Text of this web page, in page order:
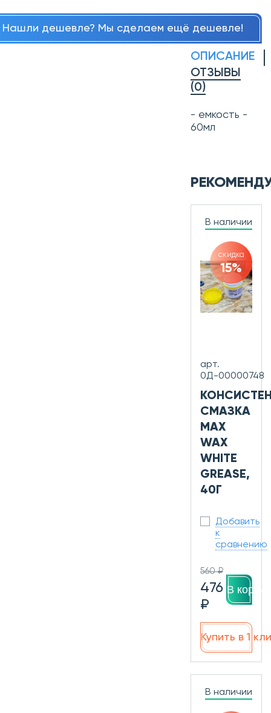
Нашли дешевле? Мы сделаем ещё дешевле!
ОПИСАНИЕ
ОТЗЫВЫ
(0)
- емкость -
60мл
В наличии
скидка
15%
арт.
0Д-00000748
СМАЗКА
MAX
WAX
WHITE
GREASE,
40Г
Добавить
к
сравнению
560 ₽
476
₽
В
Купить в 1
В наличии